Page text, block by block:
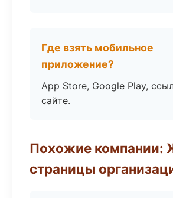
Где взять мобильное
приложение?
App Store, Google Play,
сайте.
Похожие компании:
страницы